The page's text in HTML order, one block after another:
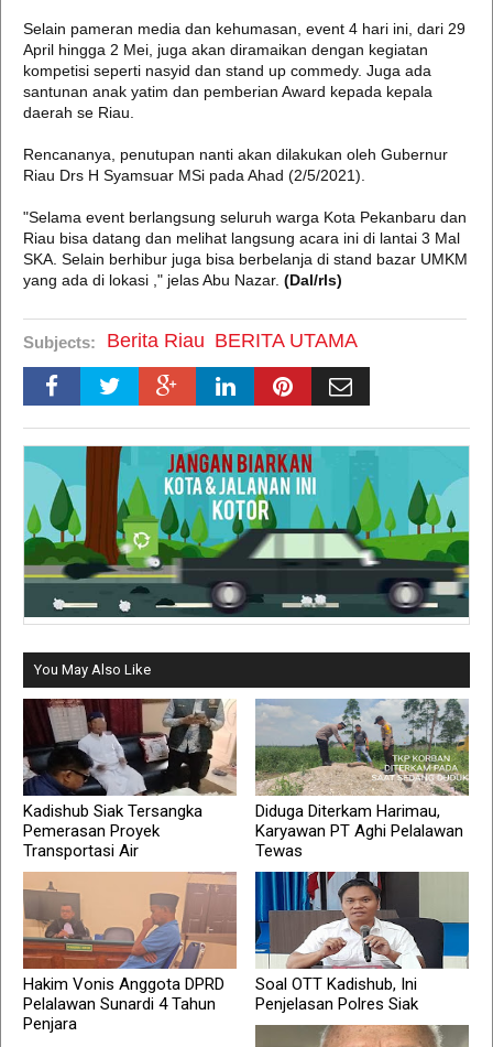
Selain pameran media dan kehumasan, event 4 hari ini, dari 29
April hingga 2 Mei, juga akan diramaikan dengan kegiatan
kompetisi seperti nasyid dan stand up commedy. Juga ada
santunan anak yatim dan pemberian Award kepada kepala
daerah se Riau.
Rencananya, penutupan nanti akan dilakukan oleh Gubernur
Riau Drs H Syamsuar MSi pada Ahad (2/5/2021).
"Selama event berlangsung seluruh warga Kota Pekanbaru dan
Riau bisa datang dan melihat langsung acara ini di lantai 3 Mal
SKA. Selain berhibur juga bisa berbelanja di stand bazar UMKM
yang ada di lokasi ," jelas Abu Nazar. (Dal/rls)
Subjects: Berita Riau BERITA UTAMA
You May Also Like
Kadishub Siak Tersangka
Pemerasan Proyek
Transportasi Air
Diduga Diterkam Harimau,
Karyawan PT Aghi Pelalawan
Tewas
Hakim Vonis Anggota DPRD
Pelalawan Sunardi 4 Tahun
Penjara
Soal OTT Kadishub, Ini
Penjelasan Polres Siak